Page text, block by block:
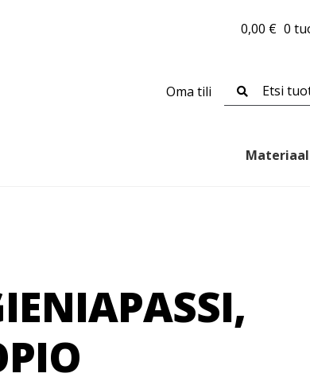
0,00 € 0
Oma tili Etsi:
Haku